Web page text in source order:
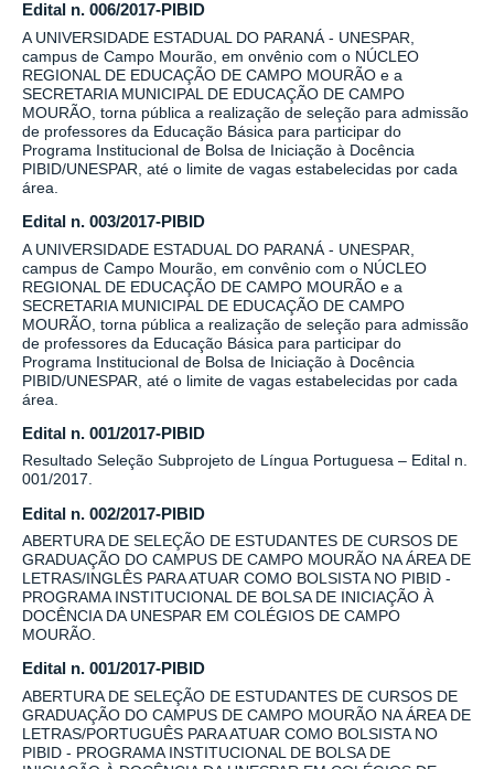
Edital n. 006/2017-PIBID
A UNIVERSIDADE ESTADUAL DO PARANÁ - UNESPAR,
campus de Campo Mourão, em onvênio com o NÚCLEO
REGIONAL DE EDUCAÇÃO DE CAMPO MOURÃO e a
SECRETARIA MUNICIPAL DE EDUCAÇÃO DE CAMPO
MOURÃO, torna pública a realização de seleção para admissão
de professores da Educação Básica para participar do
Programa Institucional de Bolsa de Iniciação à Docência
PIBID/UNESPAR, até o limite de vagas estabelecidas por cada
área.
Edital n. 003/2017-PIBID
A UNIVERSIDADE ESTADUAL DO PARANÁ - UNESPAR,
campus de Campo Mourão, em convênio com o NÚCLEO
REGIONAL DE EDUCAÇÃO DE CAMPO MOURÃO e a
SECRETARIA MUNICIPAL DE EDUCAÇÃO DE CAMPO
MOURÃO, torna pública a realização de seleção para admissão
de professores da Educação Básica para participar do
Programa Institucional de Bolsa de Iniciação à Docência
PIBID/UNESPAR, até o limite de vagas estabelecidas por cada
área.
Edital n. 001/2017-PIBID
Resultado Seleção Subprojeto de Língua Portuguesa – Edital n.
001/2017.
Edital n. 002/2017-PIBID
ABERTURA DE SELEÇÃO DE ESTUDANTES DE CURSOS DE
GRADUAÇÃO DO CAMPUS DE CAMPO MOURÃO NA ÁREA DE
LETRAS/INGLÊS PARA ATUAR COMO BOLSISTA NO PIBID -
PROGRAMA INSTITUCIONAL DE BOLSA DE INICIAÇÃO À
DOCÊNCIA DA UNESPAR EM COLÉGIOS DE CAMPO
MOURÃO.
Edital n. 001/2017-PIBID
ABERTURA DE SELEÇÃO DE ESTUDANTES DE CURSOS DE
GRADUAÇÃO DO CAMPUS DE CAMPO MOURÃO NA ÁREA DE
LETRAS/PORTUGUÊS PARA ATUAR COMO BOLSISTA NO
PIBID - PROGRAMA INSTITUCIONAL DE BOLSA DE